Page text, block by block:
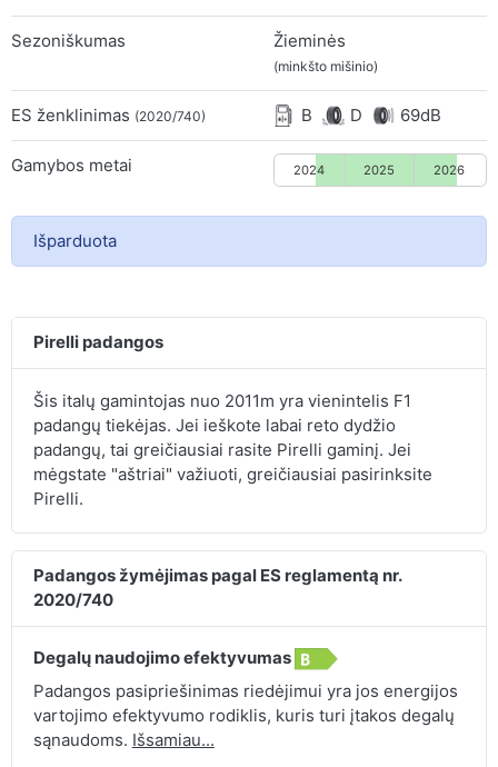
Sezoniškumas Žieminės
(minkšto mišinio)
ES ženklinimas (2020/740) B D 69dB
Gamybos metai 2024 2025 2026
Išparduota
Pirelli padangos
Šis italų gamintojas nuo 2011m yra vienintelis F1
padangų tiekėjas. Jei ieškote labai reto dydžio
padangų, tai greičiausiai rasite Pirelli gaminį. Jei
mėgstate "aštriai" važiuoti, greičiausiai pasirinksite
Pirelli.
Padangos žymėjimas pagal ES reglamentą nr.
2020/740
Degalų naudojimo efektyvumas
Padangos pasipriešinimas riedėjimui yra jos energijos
vartojimo efektyvumo rodiklis, kuris turi įtakos degalų
sąnaudoms. Išsamiau...